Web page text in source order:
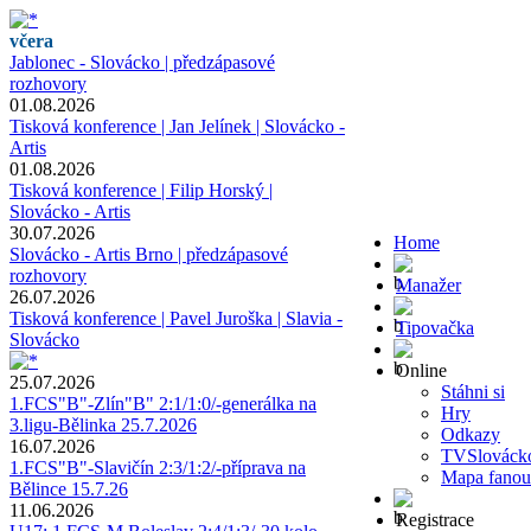
včera
Jablonec - Slovácko | předzápasové
rozhovory
01.08.2026
Tisková konference | Jan Jelínek | Slovácko -
Artis
01.08.2026
Tisková konference | Filip Horský |
Slovácko - Artis
30.07.2026
Slovácko - Artis Brno | předzápasové
rozhovory
26.07.2026
Tisková konference | Pavel Juroška | Slavia -
Slovácko
25.07.2026
1.FCS"B"-Zlín"B" 2:1/1:0/-generálka na
3.ligu-Bělinka 25.7.2026
16.07.2026
1.FCS"B"-Slavičín 2:3/1:2/-příprava na
Bělince 15.7.26
11.06.2026
Home
Manažer
Tipovačka
Online
Stáhni si
Hry
Odkazy
Mapa
Registrace